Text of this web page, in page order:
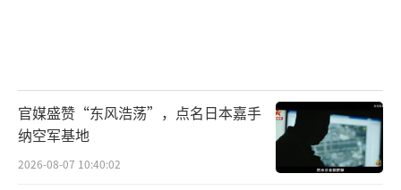
官媒盛赞“东风浩荡”，点名日本嘉手
纳空军基地
2026-08-07 10:40:02